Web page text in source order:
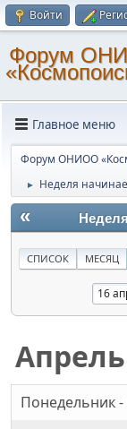
Войти
Форум
Главное меню
Форум ОНИОО
► Неделя
«
СПИСОК МЕСЯЦ
Апрель
Понедельник -